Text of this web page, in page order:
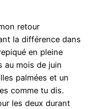
retour
la différence dans
en pleine
au mois de juin
palmées et un
comme tu dis.
les deux durant